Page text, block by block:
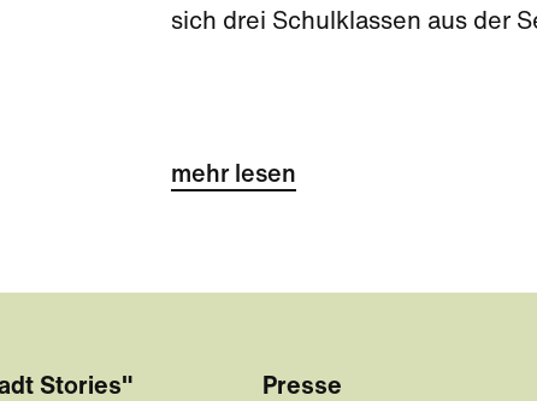
sich drei Schulklassen aus der
mehr lesen
Stories" Presse